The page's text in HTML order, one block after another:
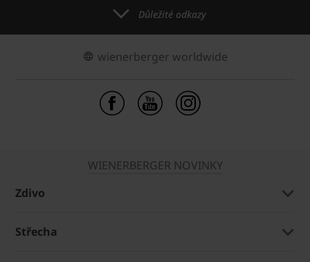
Důležité odkazy
wienerberger worldwide
WIENERBERGER NOVINKY
Zdivo
Střecha